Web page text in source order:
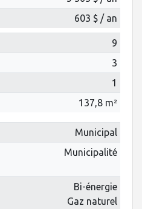
603 $ / an
9
3
1
137,8 m²
Municipal
Municipalité
Bi-énergie
Gaz naturel